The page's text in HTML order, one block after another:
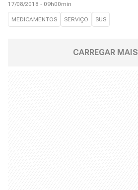
17/08/2018 - 09h00min
MEDICAMENTOS SERVIÇO SUS
CARREGAR MAIS